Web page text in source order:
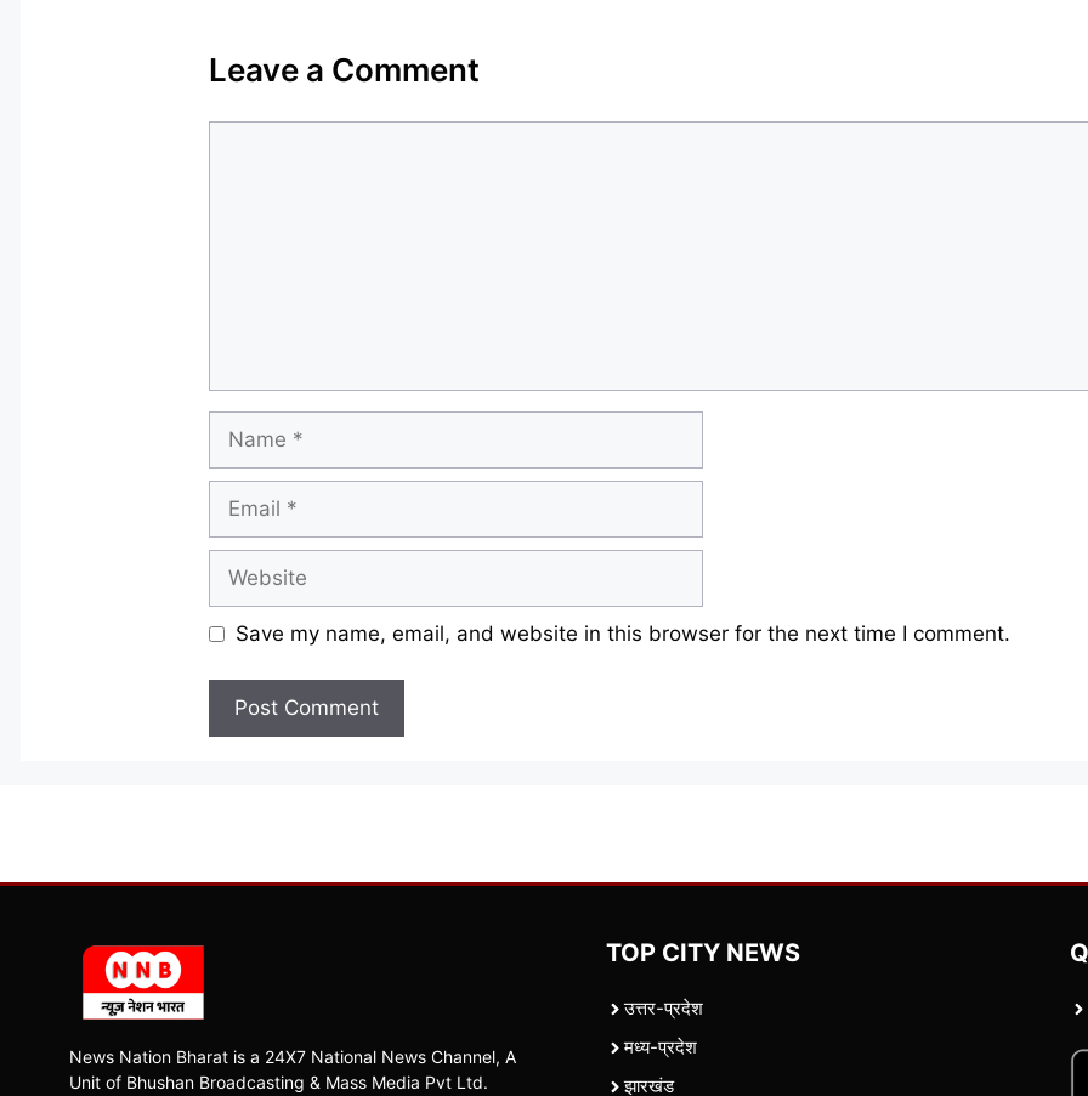
Leave a Comment
Save my name, email, and website in this browser for the next time I comment.
News Nation Bharat is a 24X7 National News Channel, A
Unit of Bhushan Broadcasting & Mass Media Pvt Ltd.
TOP CITY NEWS
उत्तर-प्रदेश
मध्य-प्रदेश
झारखंड